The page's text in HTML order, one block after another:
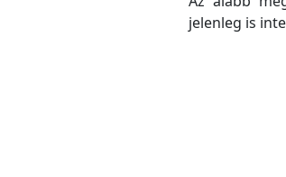
jelenleg is